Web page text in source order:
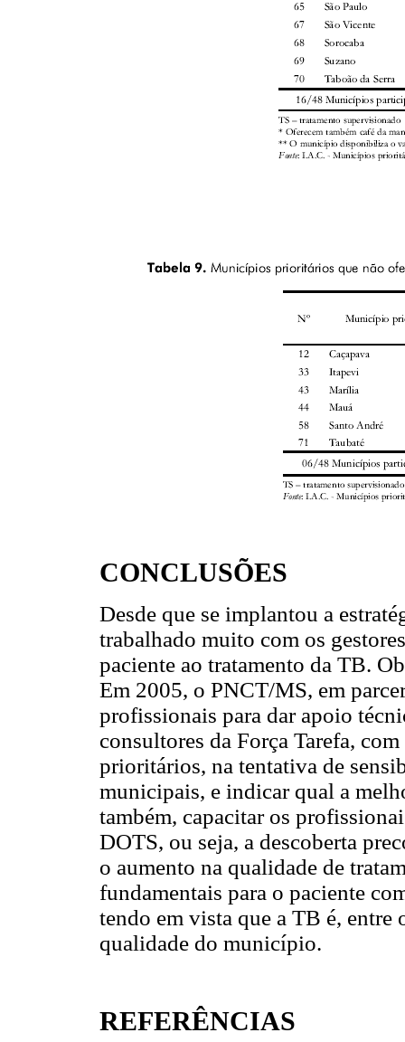
CONCLUSÕES
Desde que se implantou a
trabalhado muito com os
paciente ao tratamento da TB.
Em 2005, o PNCT/MS, em
profissionais para dar apoio
consultores da Força Tarefa,
prioritários, na tentativa de
municipais, e indicar qual a
também, capacitar os
DOTS, ou seja, a descoberta
o aumento na qualidade de
fundamentais para o paciente
tendo em vista que a TB é,
qualidade do município.
REFERÊNCIAS